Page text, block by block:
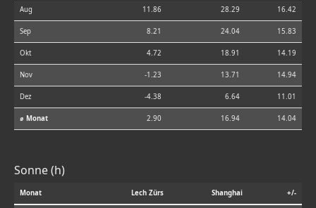
Aug 11.86 28.29 16.42
Sep 8.21 24.04 15.83
Okt 4.72 18.91 14.19
Nov -1.23 13.71 14.94
Dez -4.38 6.64 11.01
⌀ Monat 2.90 16.94 14.04
Sonne (h)
Monat Lech Zürs Shanghai +/-